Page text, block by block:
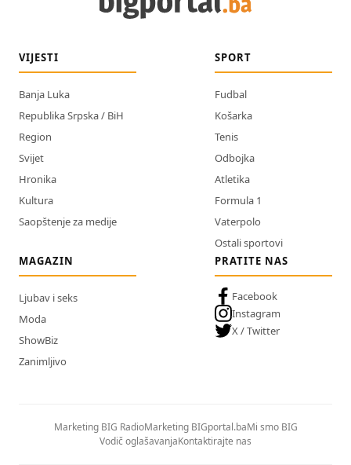
VIJESTI
Banja Luka
Republika Srpska / BiH
Region
Svijet
Hronika
Kultura
Saopštenje za medije
SPORT
Fudbal
Košarka
Tenis
Odbojka
Atletika
Formula 1
Vaterpolo
Ostali sportovi
MAGAZIN
Ljubav i seks
Moda
ShowBiz
Zanimljivo
PRATITE NAS
Facebook
Instagram
X / Twitter
Marketing BIG RadioMarketing BIGportal.baMi smo BIG
Vodič oglašavanjaKontaktirajte nas